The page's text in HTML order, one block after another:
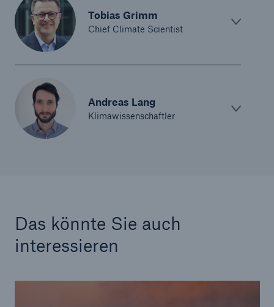
Tobias Grimm
Chief Climate Scientist
Andreas Lang
Klimawissenschaftler
Das könnte Sie auch
interessieren